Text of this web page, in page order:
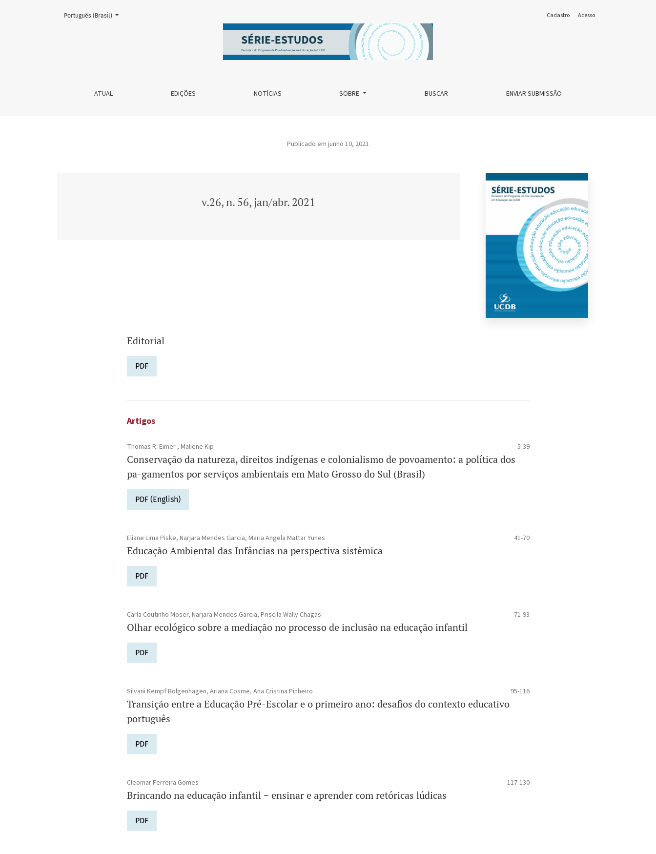
v.26, n. 56, jan/abr. 2021
ATUAL EDIÇÕES NOTÍCIAS SOBRE BUSCAR ENVIAR SUBMISSÃO
Cadastro Acesso
Mudar o idioma. O atual é:
Português (Brasil)
Publicado em junho 10, 2021
v.26, n. 56, jan/abr. 2021
Editorial
PDF
Artigos
Thomas R. Eimer , Maliene Kip 5-39
Conservação da natureza, direitos indígenas e colonialismo de povoamento: a política dos
pa-gamentos por serviços ambientais em Mato Grosso do Sul (Brasil)
PDF (English)
Eliane Lima Piske, Narjara Mendes Garcia, Maria Angela Mattar Yunes 41-70
Educação Ambiental das Infâncias na perspectiva sistêmica
PDF
Carla Coutinho Moser, Narjara Mendes Garcia, Priscila Wally Chagas 71-93
Olhar ecológico sobre a mediação no processo de inclusão na educação infantil
PDF
Silvani Kempf Bolgenhagen, Ariana Cosme, Ana Cristina Pinheiro 95-116
Transição entre a Educação Pré-Escolar e o primeiro ano: desafios do contexto educativo
português
PDF
Cleomar Ferreira Gomes 117-130
Brincando na educação infantil − ensinar e aprender com retóricas lúdicas
PDF